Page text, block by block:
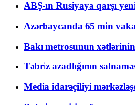
ABŞ-ın Rusiyaya qarşı
Azərbaycanda 65 min
Bakı metrosunun
Təbriz azadlığının
Media idarəçiliyi